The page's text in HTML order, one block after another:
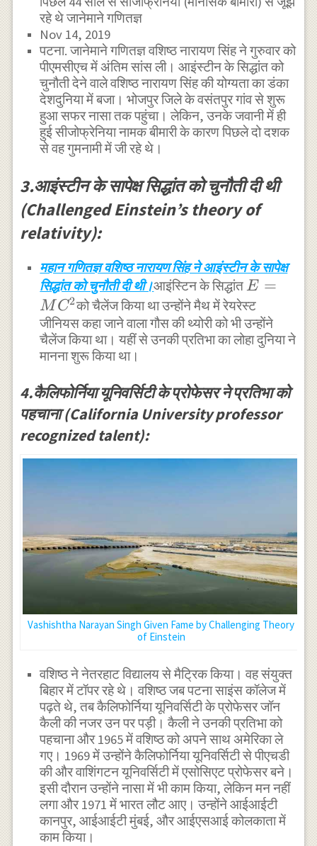
रहे थे जानेमाने गणितज्ञ
Nov 14, 2019
पटना. जानेमाने गणितज्ञ वशिष्ठ नारायण सिंह ने गुरुवार को
पीएमसीएच में अंतिम सांस ली। आइंस्टीन के सिद्धांत को
चुनौती देने वाले वशिष्ठ नारायण सिंह की योग्यता का डंका
देशदुनिया में बजा। भोजपुर जिले के वसंतपुर गांव से शुरू
हुआ सफर नासा तक पहुंचा। लेकिन, उनके जवानी में ही
हुई सीजोफ्रेनिया नामक बीमारी के कारण पिछले दो दशक
से वह गुमनामी में जी रहे थे।
3.आइंस्टीन के सापेक्ष सिद्धांत को चुनौती दी थी
(Challenged Einstein’s theory of
relativity):
महान गणितज्ञ वशिष्ठ नारायण सिंह ने आइंस्टीन के सापेक्ष
सिद्धांत को चुनौती दी थी।आइंस्टिन के सिद्धांतE=MC^2
E =
M C2को चैलेंज किया था उन्होंने मैथ में रेयरेस्ट
जीनियस कहा जाने वाला गौस की थ्योरी को भी उन्होंने
चैलेंज किया था। यहीं से उनकी प्रतिभा का लोहा दुनिया ने
मानना शुरू किया था।
4.कैलिफोर्निया यूनिवर्सिटी के प्रोफेसर ने प्रतिभा को
पहचाना (California University professor
recognized talent):
Vashishtha Narayan Singh Given Fame by Challenging Theory
of Einstein
वशिष्ठ ने नेतरहाट विद्यालय से मैट्रिक किया। वह संयुक्त
बिहार में टॉपर रहे थे। वशिष्ठ जब पटना साइंस कॉलेज में
पढ़ते थे, तब कैलिफोर्निया यूनिवर्सिटी के प्रोफेसर जॉन
कैली की नजर उन पर पड़ी। कैली ने उनकी प्रतिभा को
पहचाना और 1965 में वशिष्ठ को अपने साथ अमेरिका ले
गए। 1969 में उन्होंने कैलिफोर्निया यूनिवर्सिटी से पीएचडी
की और वाशिंगटन यूनिवर्सिटी में एसोसिएट प्रोफेसर बने।
इसी दौरान उन्होंने नासा में भी काम किया, लेकिन मन नहीं
लगा और 1971 में भारत लौट आए। उन्होंने आईआईटी
कानपुर, आईआईटी मुंबई, और आईएसआई कोलकाता में
काम किया।